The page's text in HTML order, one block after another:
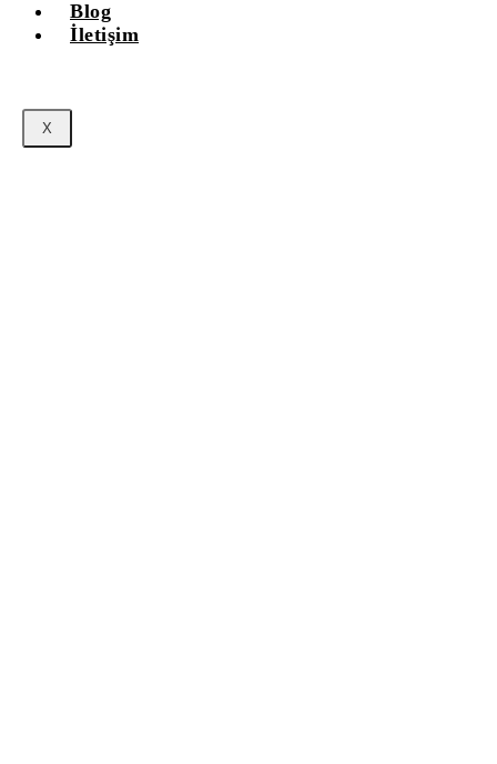
Blog
İletişim
X